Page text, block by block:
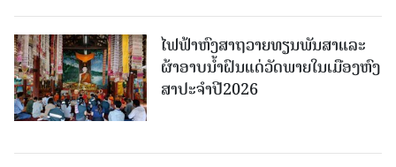
ໄຟຟ້າຫົງສາຖວາຍທຽນພັນສາແລະ
ຜ້າອາບນໍ້າຝົນແດ່ວັດພາຍໃນເມືອງຫົງ
ສາປະຈໍາປີ2026